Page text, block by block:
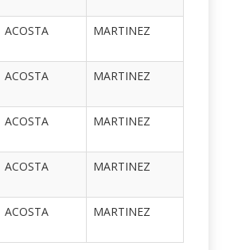
ACOSTA MARTINEZ
ACOSTA MARTINEZ
ACOSTA MARTINEZ
ACOSTA MARTINEZ
ACOSTA MARTINEZ